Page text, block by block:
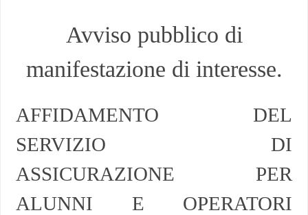
Avviso pubblico di
manifestazione di interesse.
AFFIDAMENTO DEL
SERVIZIO DI
ASSICURAZIONE PER
ALUNNI E OPERATORI